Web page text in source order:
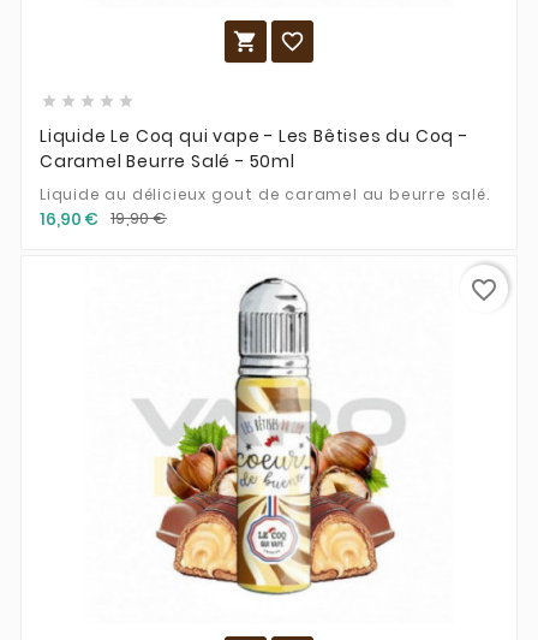
 
    
Liquide Le Coq qui vape - Les Bêtises du Coq -
Caramel Beurre Salé - 50ml
Liquide au délicieux gout de caramel au beurre salé.
16,90 € 19,90 €
favorite_border